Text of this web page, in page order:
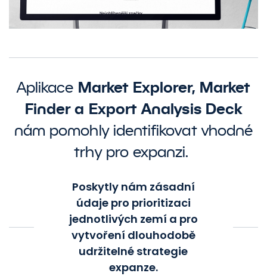
Aplikace Market Explorer, Market
Finder a Export Analysis Deck
nám pomohly identifikovat vhodné
trhy pro expanzi.
Poskytly nám zásadní
údaje pro prioritizaci
jednotlivých zemí a pro
vytvoření dlouhodobě
udržitelné strategie
expanze.